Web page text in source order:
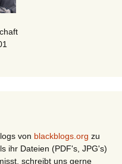
von blackblogs.org zu
ihr Dateien (PDF's, JPG's)
schreibt uns gerne